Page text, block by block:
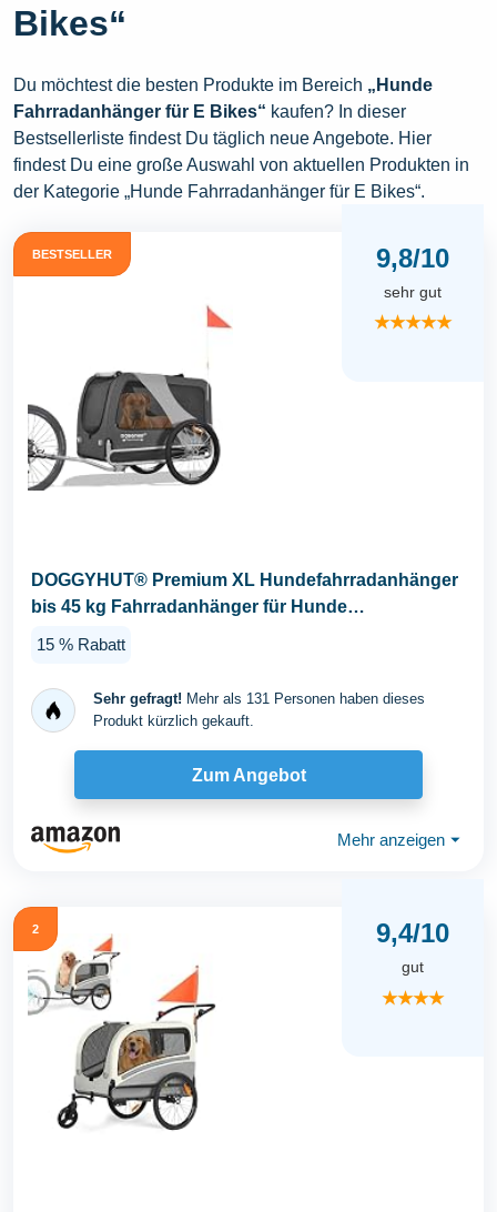
Bikes“
Du möchtest die besten Produkte im Bereich „Hunde
Fahrradanhänger für E Bikes“ kaufen? In dieser
Bestsellerliste findest Du täglich neue Angebote. Hier
findest Du eine große Auswahl von aktuellen Produkten in
der Kategorie „Hunde Fahrradanhänger für E Bikes“.
BESTSELLER 9,8/10
sehr gut
★★★★★
DOGGYHUT® Premium XL Hundefahrradanhänger
bis 45 kg Fahrradanhänger für Hunde
15 % Rabatt
Sehr gefragt! Mehr als 131 Personen haben dieses
Produkt kürzlich gekauft.
Zum Angebot
Mehr anzeigen ⏷
2 9,4/10
gut
★★★★